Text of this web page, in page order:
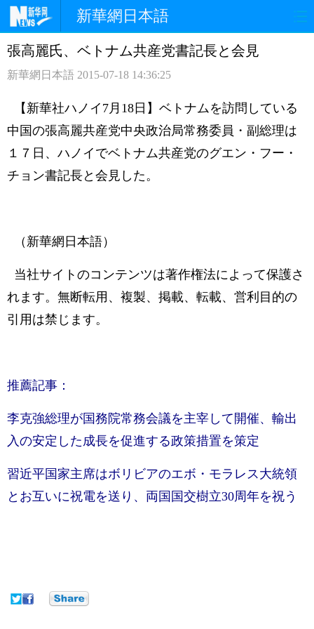
新華網日本語
ホームページ 政治 経済
観光 評論 写真
中日対訳
張高麗氏、ベトナム共産党書記長と会見
新華網日本語 2015-07-18 14:36:25
【新華社ハノイ7月18日】ベトナムを訪問している
中国の張高麗共産党中央政治局常務委員・副総理は
１７日、ハノイでベトナム共産党のグエン・フー・
チョン書記長と会見した。
（新華網日本語）
当社サイトのコンテンツは著作権法によって保護さ
れます。無断転用、複製、掲載、転載、営利目的の
引用は禁じます。
推薦記事：
李克強総理が国務院常務会議を主宰して開催、輸出
入の安定した成長を促進する政策措置を策定
習近平国家主席はボリビアのエボ・モラレス大統領
とお互いに祝電を送り、両国国交樹立30周年を祝う